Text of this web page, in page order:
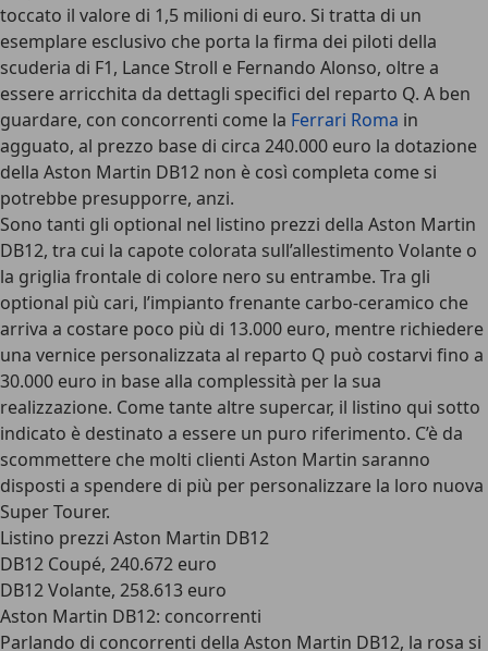
toccato il valore di 1,5 milioni di euro. Si tratta di un
esemplare esclusivo che porta la firma dei piloti della
scuderia di F1, Lance Stroll e Fernando Alonso, oltre a
essere arricchita da dettagli specifici del reparto Q. A ben
guardare, con concorrenti come la Ferrari Roma in
agguato, al prezzo base di circa 240.000 euro la dotazione
della Aston Martin DB12 non è così completa come si
potrebbe presupporre, anzi.
Sono tanti gli optional nel listino prezzi della Aston Martin
DB12, tra cui la capote colorata sull’allestimento Volante o
la griglia frontale di colore nero su entrambe. Tra gli
optional più cari, l’impianto frenante carbo-ceramico che
arriva a costare poco più di 13.000 euro, mentre richiedere
una vernice personalizzata al reparto Q può costarvi fino a
30.000 euro in base alla complessità per la sua
realizzazione. Come tante altre supercar, il listino qui sotto
indicato è destinato a essere un puro riferimento. C’è da
scommettere che molti clienti Aston Martin saranno
disposti a spendere di più per personalizzare la loro nuova
Super Tourer.
Listino prezzi Aston Martin DB12
DB12 Coupé, 240.672 euro
DB12 Volante, 258.613 euro
Aston Martin DB12: concorrenti
Parlando di concorrenti della Aston Martin DB12, la rosa si